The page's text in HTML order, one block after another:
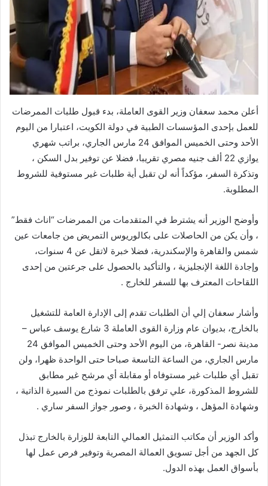
أعلن محمد سعفان وزير القوى العاملة، بدء قبول طلبات الممرضات
للعمل بإحدى المؤسسات الطبية في دولة الكويت، اعتبارا من اليوم
الأحد وحتى الخميس الموافق 24 مارس الجاري، براتب شهري
يوازي 22 ألف جنيه مصري تقريبا، فضلا عن توفير بدل السكن ،
وتذكرة السفر، مؤكداً أنه لن تقبل أية طلبات غير مستوفية للشروط
المطلوبة.
وأوضح الوزير أنه يشترط في المتقدمات من الممرضات “اناث فقط”
، وأن يكن من الحاصلات على بكالوريوس التمريض من جامعات عين
شمس والقاهرة والإسكندرية، فضلا خبرة لاتقل عن 4 سنوات،
وإجادة اللغة الإنجليزية ، والتأكيد بالحصول على جرعتين من إحدى
اللقاحات المعترف بها للسفر للخارج .
وأشار سعفان إلي أن الطلبات تقدم إلى الإدارة العامة للتشغيل
بالخارج، بديوان عام وزارة القوى العاملة 3 شارع يوسف عباس –
مدينة نصر- القاهرة، من اليوم الأحد وحتى الخميس الموافق 24
مارس الجاري، من الساعة التاسعة صباحا حتى الواحدة ظهرا، ولن
تقبل أي طلبات غير مستوفاه أو مقابلة أي مرشح غير مطابق
للشروط المذكورة، علي ترفق بالطلبات نموذج من السيرة الذاتية ،
وشهادة المؤهل ، وشهادة الخبرة ، وصور جواز السفر ساري .
وأكد الوزير أن مكاتب التمثيل العمالي التابعة للوزارة بالخارج تبذل
كل الجهد من أجل تسويق العمالة المصرية وتوفير فرص عمل لها
بأسواق العمل بهذه الدول.